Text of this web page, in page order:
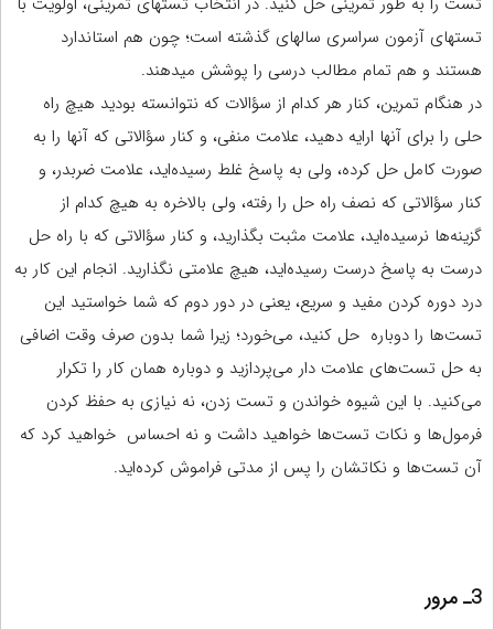
تست‏های آزمون سراسری سال‏های گذشته است؛ چون هم استاندارد
هستند و هم تمام مطالب درسی را پوشش می‏دهند.
در هنگام تمرین، کنار هر کدام از سؤالات که نتوانسته بودید هیچ راه
حلی را برای آنها ارایه دهید، علامت منفی، و کنار سؤالاتی که آنها را به
صورت کامل حل کرده، ولی به پاسخ غلط رسیده‌اید، علامت ضربدر، و
کنار سؤالاتی که نصف راه حل را رفته، ولی بالاخره به هیچ کدام از
گزینه‌ها نرسیده‌اید، علامت مثبت بگذارید، و کنار سؤالاتی که با راه حل
درست به پاسخ درست رسیده‌اید، هیچ علامتی نگذارید. انجام این کار به
درد دوره کردن مفید و سریع، یعنی در دور دوم که شما خواستید این
تست‌ها را دوباره حل کنید، می‌خورد؛ زیرا شما بدون صرف وقت اضافی
به حل تست‌های علامت دار می‌پردازید و دوباره همان کار را تکرار
می‌کنید. با این شیوه خواندن و تست زدن، نه نیازی به حفظ کردن
فرمول‌ها و نکات تست‌ها خواهید داشت و نه احساس خواهید کرد که
آن تست‌ها و نکاتشان را پس از مدتی فراموش کرده‌اید.
3ـ مرور